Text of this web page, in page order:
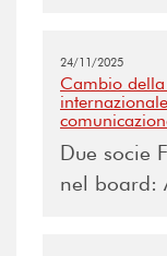
24/11/2025
Cambio della
Due socie
nel board: